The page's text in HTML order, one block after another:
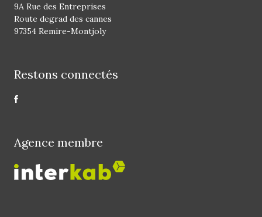
9A Rue des Entreprises
Route degrad des cannes
97354 Remire-Montjoly
Restons connectés
Agence membre